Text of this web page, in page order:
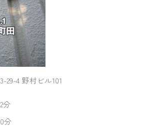
29-4 野村ビル101
分
分